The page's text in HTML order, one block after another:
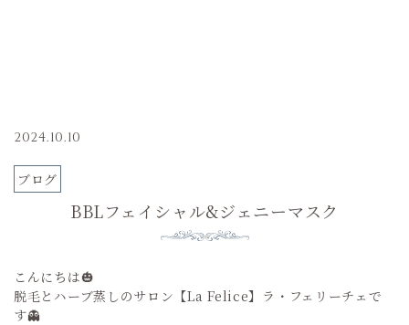
2024.10.10
ブログ
BBLフェイシャル&ジェニーマスク
こんにちは🎃
脱毛とハーブ蒸しのサロン【La Felice】ラ・フェリーチェで
す👻